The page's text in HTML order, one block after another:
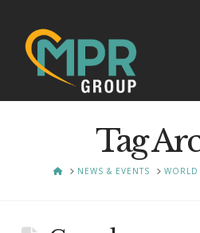
Tag
HOMENEWS & EVENTS WORLD